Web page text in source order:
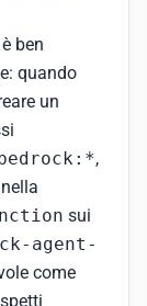
ben
quando
un
,
sui
agent-
come